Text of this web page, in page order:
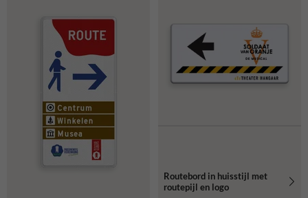
Routebord in huisstijl met
routepijl en logo